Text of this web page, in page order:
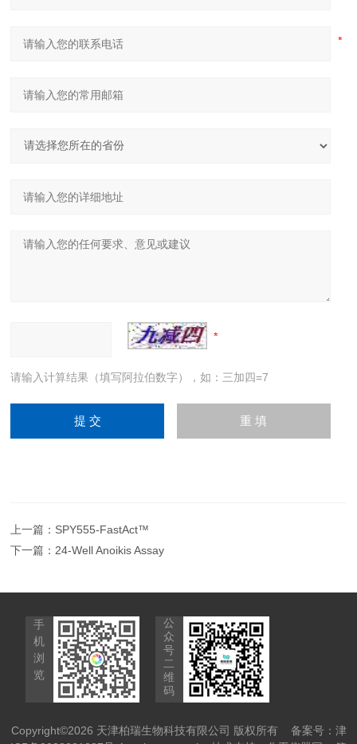
请输入计算结果（填写阿拉伯数字），如：三加四=7
上一篇： SPY555-FastAct™
下一篇： 24-Well Anoikis Assay
手
机
浏
览
公
众
号
二
维
码
Copyright©2026 天津柏瑞生物科技有限公司 版权所有 备案号：津